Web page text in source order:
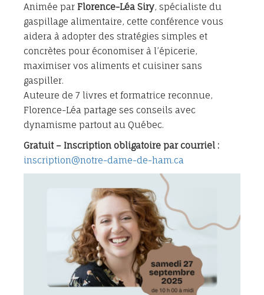
Animée par Florence-Léa Siry, spécialiste du
gaspillage alimentaire, cette conférence vous
aidera à adopter des stratégies simples et
concrètes pour économiser à l’épicerie,
maximiser vos aliments et cuisiner sans
gaspiller.
Auteure de 7 livres et formatrice reconnue,
Florence-Léa partage ses conseils avec
dynamisme partout au Québec.
Gratuit – Inscription obligatoire par courriel :
inscription@notre-dame-de-ham.ca